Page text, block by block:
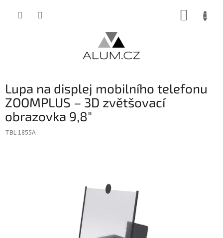
Lupa na displej mobilního telefonu
ZOOMPLUS – 3D zvětšovací
obrazovka 9,8"
TBL-1855A